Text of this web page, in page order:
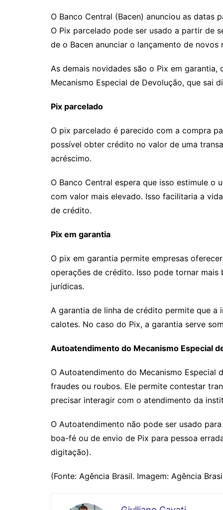
at
s
A
p
c
e
b
o
k
itt
er
ai
l
p
y
Li
k
O Banco Central (Bacen) anunciou as datas
O Pix parcelado pode ser usado a partir de
de o Bacen anunciar o lançamento de novos
As demais novidades são o Pix em
Mecanismo Especial de Devolução, que sai
Pix parcelado
O pix parcelado é parecido com a compra
possível obter crédito no valor de uma
acréscimo.
O Banco Central espera que isso estimule
com valor mais elevado. Isso facilitaria a
de crédito.
Pix em garantia
O pix em garantia permite empresas
operações de crédito. Isso pode tornar
jurídicas.
A garantia de linha de crédito permite que
calotes. No caso do Pix, a garantia serve
Autoatendimento do Mecanismo Especial
O Autoatendimento do Mecanismo Especial
fraudes ou roubos. Ele permite contestar
precisar interagir com o atendimento da
O Autoatendimento não pode ser usado
boa-fé ou de envio de Pix para pessoa
digitação).
(Fonte: Agência Brasil. Imagem: Agência